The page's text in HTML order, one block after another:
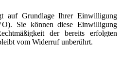
auf Grundlage Ihrer Einwilligung
Sie können diese Einwilligung
der bereits erfolgten
vom Widerruf unberührt.